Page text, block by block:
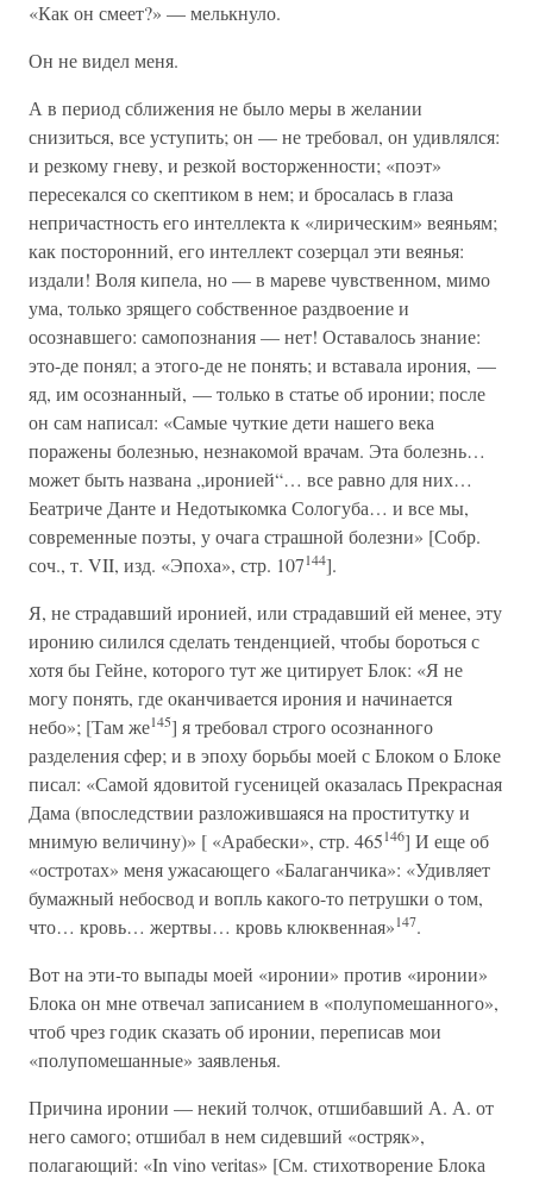
«Как он смеет?» — мелькнуло.
Он не видел меня.
А в период сближения не было меры в желании
снизиться, все уступить; он — не требовал, он удивлялся:
и резкому гневу, и резкой восторженности; «поэт»
пересекался со скептиком в нем; и бросалась в глаза
непричастность его интеллекта к «лирическим» веяньям;
как посторонний, его интеллект созерцал эти веянья:
издали! Воля кипела, но — в мареве чувственном, мимо
ума, только зрящего собственное раздвоение и
осознавшего: самопознания — нет! Оставалось знание:
это-де понял; а этого-де не понять; и вставала ирония, —
яд, им осознанный, — только в статье об иронии; после
он сам написал: «Самые чуткие дети нашего века
поражены болезнью, незнакомой врачам. Эта болезнь…
может быть названа „иронией“… все равно для них…
Беатриче Данте и Недотыкомка Сологуба… и все мы,
современные поэты, у очага страшной болезни» [Собр.
соч., т. VII, изд. «Эпоха», стр. 107144].
Я, не страдавший иронией, или страдавший ей менее, эту
иронию силился сделать тенденцией, чтобы бороться с
хотя бы Гейне, которого тут же цитирует Блок: «Я не
могу понять, где оканчивается ирония и начинается
небо»; [Там же145] я требовал строго осознанного
разделения сфер; и в эпоху борьбы моей с Блоком о Блоке
писал: «Самой ядовитой гусеницей оказалась Прекрасная
Дама (впоследствии разложившаяся на проститутку и
мнимую величину)» [ «Арабески», стр. 465146] И еще об
«остротах» меня ужасающего «Балаганчика»: «Удивляет
бумажный небосвод и вопль какого-то петрушки о том,
что… кровь… жертвы… кровь клюквенная»147.
Вот на эти-то выпады моей «иронии» против «иронии»
Блока он мне отвечал записанием в «полупомешанного»,
чтоб чрез годик сказать об иронии, переписав мои
«полупомешанные» заявленья.
Причина иронии — некий толчок, отшибавший А. А. от
него самого; отшибал в нем сидевший «остряк»,
полагающий: «In vino veritas» [См. стихотворение Блока